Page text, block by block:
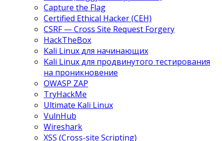
Capture the Flag
Certified Ethical Hacker (CEH)
CSRF — Cross Site Request Forgery
HackTheBox
Kali Linux для начинающих
Kali Linux для продвинутого тестирования
на проникновение
OWASP ZAP
TryHackMe
Ultimate Kali Linux
VulnHub
Wireshark
XSS (Cross-site Scripting)